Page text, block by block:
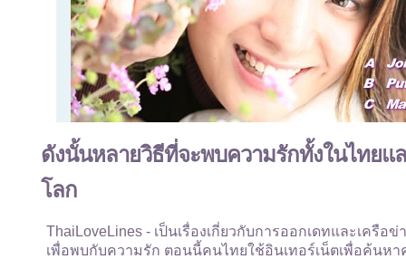
ดังนั้นหลายวิธีที่จะพบความรักทั้งในไทยแ
โลก
ThaiLoveLines - เป็นเรื่องเกี่ยวกับการออกเดทและเครือ
เพื่อพบกับความรัก ตอนนี้คนไทยใช้อินเทอร์เน็ตเพื่อค้นห